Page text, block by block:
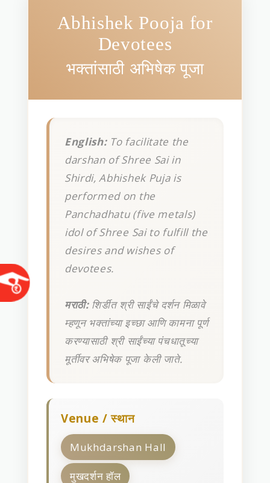
Abhishek Pooja for
Devotees
भक्तांसाठी अभिषेक पूजा
English:To facilitate the
darshan of Shree Sai in
Shirdi, Abhishek Puja is
performed on the
Panchadhatu (five metals)
idol of Shree Sai to fulfill the
desires and wishes of
devotees.
मराठी:शिर्डीत श्री साईंचे दर्शन मिळावे
म्हणून भक्तांच्या इच्छा आणि कामना पूर्ण
करण्यासाठी श्री साईंच्या पंचधातूच्या
मूर्तीवर अभिषेक पूजा केली जाते.
Venue / स्थान
Mukhdarshan Hall
मुखदर्शन हॉल